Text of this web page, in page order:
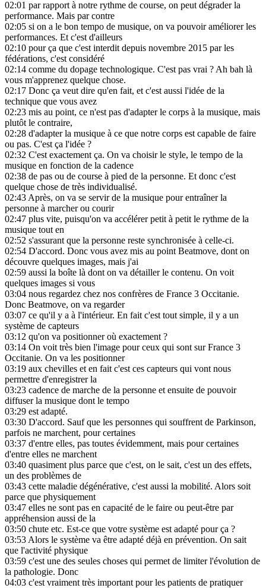
02:01 par rapport à notre rythme de course, on peut dégrader la
performance. Mais par contre
02:05 si on a le bon tempo de musique, on va pouvoir améliorer les
performances. Et c'est d'ailleurs
02:10 pour ça que c'est interdit depuis novembre 2015 par les
fédérations, c'est considéré
02:14 comme du dopage technologique. C'est pas vrai ? Ah bah là
vous m'apprenez quelque chose.
02:17 Donc ça veut dire qu'en fait, et c'est aussi l'idée de la
technique que vous avez
02:23 mis au point, ce n'est pas d'adapter le corps à la musique, mais
plutôt le contraire,
02:28 d'adapter la musique à ce que notre corps est capable de faire
ou pas. C'est ça l'idée ?
02:32 C'est exactement ça. On va choisir le style, le tempo de la
musique en fonction de la cadence
02:38 de pas ou de course à pied de la personne. Et donc c'est
quelque chose de très individualisé.
02:43Après, on va se servir de la musique pour entraîner la
personne à marcher ou courir
02:47 plus vite, puisqu'on va accélérer petit à petit le rythme de la
musique tout en
02:52 s'assurant que la personne reste synchronisée à celle-ci.
02:54 D'accord. Donc vous avez mis au point Beatmove, dont on
découvre quelques images, mais j'ai
02:59 aussi la boîte là dont on va détailler le contenu. On voit
quelques images si vous
03:04 nous regardez chez nos confrères de France 3 Occitanie.
Donc Beatmove, on va regarder
03:07 ce qu'il y a à l'intérieur. En fait c'est tout simple, il y a un
système de capteurs
03:12 qu'on va positionner où exactement ?
03:14 On voit très bien l'image pour ceux qui sont sur France 3
Occitanie. On va les positionner
03:19 aux chevilles et en fait c'est ces capteurs qui vont nous
permettre d'enregistrer la
03:23 cadence de marche de la personne et ensuite de pouvoir
diffuser la musique dont le tempo
03:29 est adapté.
03:30 D'accord. Sauf que les personnes qui souffrent de Parkinson,
parfois ne marchent, pour certaines
03:37 d'entre elles, pas toutes évidemment, mais pour certaines
d'entre elles ne marchent
03:40 quasiment plus parce que c'est, on le sait, c'est un des effets,
un des problèmes de
03:43 cette maladie dégénérative, c'est aussi la mobilité. Alors soit
parce que physiquement
03:47 elles ne sont pas en capacité de le faire ou peut-être par
appréhension aussi de la
03:50 chute etc. Est-ce que votre système est adapté pour ça ?
03:53Alors le système va être adapté déjà en prévention. On sait
que l'activité physique
03:59 c'est une des seules choses qui permet de limiter l'évolution de
la pathologie. Donc
04:03 c'est vraiment très important pour les patients de pratiquer